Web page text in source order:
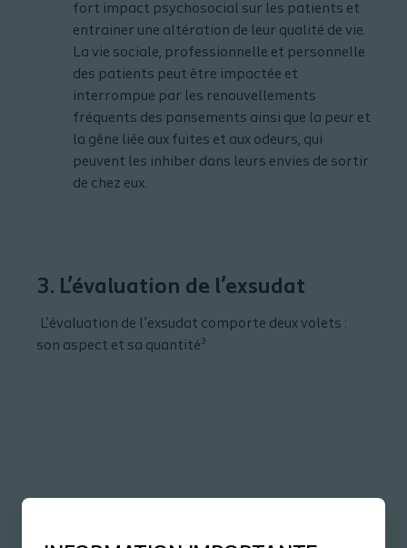
fort impact psychosocial sur les patients et
entrainer une altération de leur qualité de vie.
La vie sociale, professionnelle et personnelle
des patients peut être impactée et
interrompue par les renouvellements
fréquents des pansements ainsi que la peur et
la gêne liée aux fuites et aux odeurs, qui
peuvent les inhiber dans leurs envies de sortir
de chez eux.
3. L’évaluation de l’exsudat
L’évaluation de l’exsudat comporte deux volets :
son aspect et sa quantité3